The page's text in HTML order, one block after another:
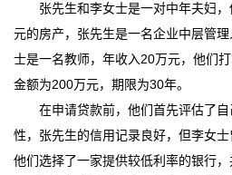
张先生和李女士是一对中年夫妇
元的房产，张先生是一名企业中层管
士是一名教师，年收入20万元，他们
金额为200万元，期限为30年。
在申请贷款前，他们首先评估了
性，张先生的信用记录良好，但李女士
他们选择了一家提供较低利率的银行，